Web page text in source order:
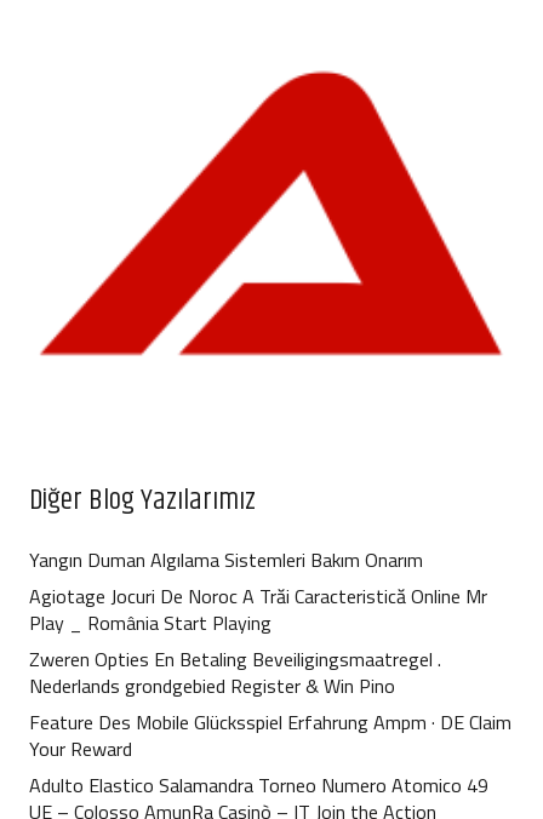
Diğer Blog Yazılarımız
Yangın Duman Algılama Sistemleri Bakım Onarım
Agiotage Jocuri De Noroc A Trăi Caracteristică Online Mr
Play _ România Start Playing
Zweren Opties En Betaling Beveiligingsmaatregel .
Nederlands grondgebied Register & Win Pino
Feature Des Mobile Glücksspiel Erfahrung Ampm · DE Claim
Your Reward
Adulto Elastico Salamandra Torneo Numero Atomico 49
UE – Colosso AmunRa Casinò – IT Join the Action